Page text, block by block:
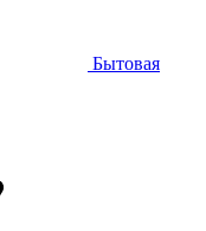
Бытовая